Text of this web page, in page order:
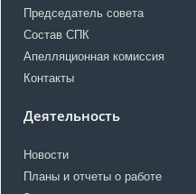
Председатель совета
Состав СПК
Апелляционная комиссия
Контакты
Деятельность
Новости
Планы и отчеты о работе